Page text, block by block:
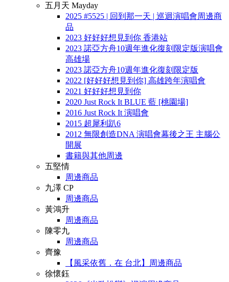
五月天 Mayday
2025 #5525 | 回到那一天 | 巡迴演唱會周邊商
品
2023 好好好想見到你 香港站
2023 諾亞方舟10週年進化復刻限定版演唱會
高雄場
2023 諾亞方舟10週年進化復刻限定版
2022 [好好好想見到你] 高雄跨年演唱會
2021 好好好想見到你
2020 Just Rock It BLUE 藍 [桃園場]
2016 Just Rock It 演唱會
2015 超犀利趴6
2012 無限創造DNA 演唱會幕後之王 主腦公
開展
書籍與其他周邊
五堅情
周邊商品
九澤 CP
周邊商品
黃鴻升
周邊商品
陳零九
周邊商品
齊豫
【風采依舊．在 台北】周邊商品
徐懷鈺